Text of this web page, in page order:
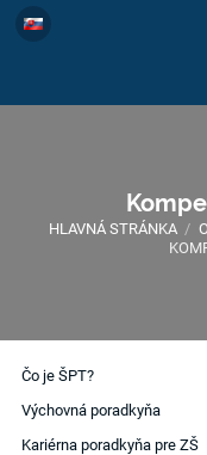
HLAVNÁ STRÁNKA /
Kompetencie
členov
ŠPT
Čo je ŠPT?
Výchovná poradkyňa
Kariérna poradkyňa pre ZŠ